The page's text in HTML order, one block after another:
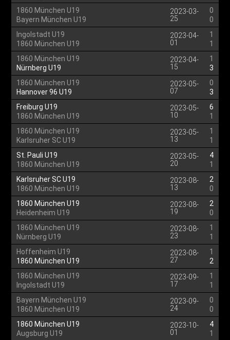
1860 München U19
Bayern München U19
2023-03-
25
0
0
Ingolstadt U19
1860 München U19
2023-04-
01
1
1
1860 München U19
Nürnberg U19
2023-04-
15
1
3
1860 München U19
Hannover 96 U19
2023-05-
07
0
3
Freiburg U19
1860 München U19
2023-05-
10
6
1
1860 München U19
Karlsruher SC U19
2023-05-
13
1
1
St. Pauli U19
1860 München U19
2023-05-
20
4
1
Karlsruher SC U19
1860 München U19
2023-08-
13
2
0
1860 München U19
Heidenheim U19
2023-08-
19
2
0
1860 München U19
Nürnberg U19
2023-08-
23
1
1
Hoffenheim U19
1860 München U19
2023-08-
27
1
2
1860 München U19
Ingolstadt U19
2023-09-
17
1
1
Bayern München U19
1860 München U19
2023-09-
24
0
0
1860 München U19
Augsburg U19
2023-10-
01
4
1